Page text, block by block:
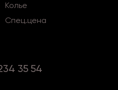
Колье
Спец.цена
35 54